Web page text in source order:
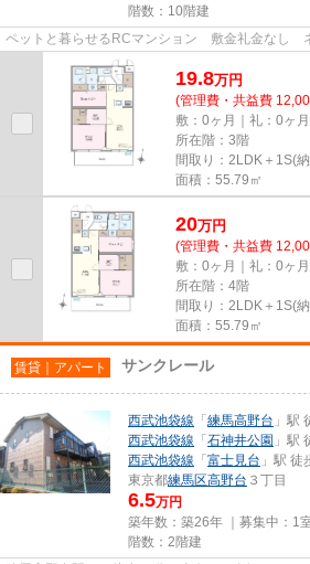
階数：10階建
ペットと暮らせるRCマンション 敷金礼金なし
19.8万円
(管理費・共益費
敷：0ヶ月｜礼：0ヶ月
所在階：3階
間取り：2LDK＋1S(
面積：55.79㎡
20万円
(管理費・共益費
敷：0ヶ月｜礼：0ヶ月
所在階：4階
間取り：2LDK＋1S(
面積：55.79㎡
賃貸｜アパート サンクレール
西武池袋線 「 練馬高野台 」駅
西武池袋線 「 石神井公園 」駅
西武池袋線 「 富士見台 」駅 徒
東京都練馬区高野台 ３丁目
6.5万円
築年数：築26年 ｜募集中： 1
階数：2階建